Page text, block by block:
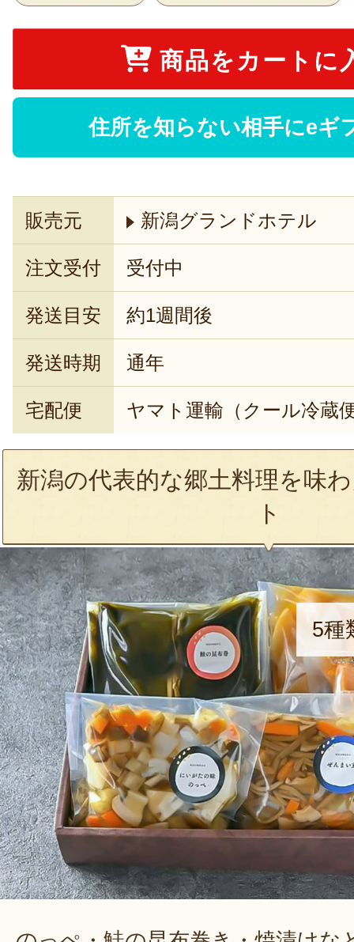
商品をカートに
住所を知らない相手にeギ
販売元 新潟グランドホテル
注文受付 受付中
発送目安 約1週間後
発送時期 通年
宅配便 ヤマト運輸（クール冷蔵
新潟の代表的な郷土料理を味
ト
5種